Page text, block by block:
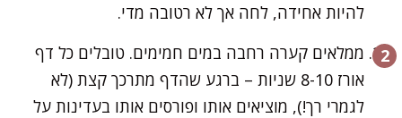
להיות אחידה, לחה אך לא רטובה מדי.
ממלאים קערה רחבה במים חמימים. טובלים כל דף
אורז 8-10 שניות – ברגע שהדף מתרכך קצת (לא
לגמרי רך!), מוציאים אותו ופורסים אותו בעדינות על